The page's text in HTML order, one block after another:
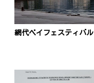
網代ベイフェスティバル